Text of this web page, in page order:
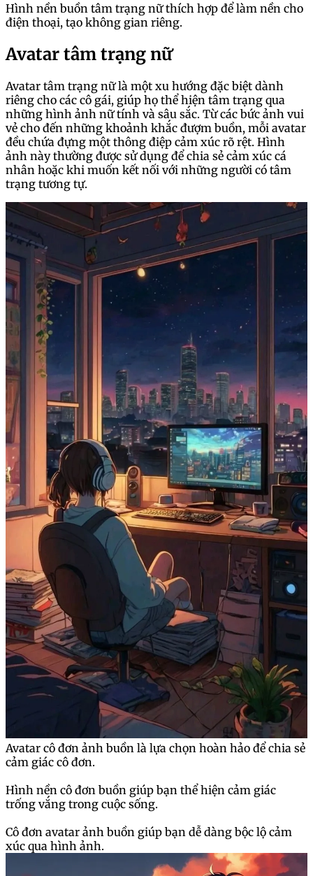
Hình nền buồn tâm trạng nữ thích hợp để làm nền cho
điện thoại, tạo không gian riêng.
Avatar tâm trạng nữ
Avatar tâm trạng nữ là một xu hướng đặc biệt dành
riêng cho các cô gái, giúp họ thể hiện tâm trạng qua
những hình ảnh nữ tính và sâu sắc. Từ các bức ảnh vui
vẻ cho đến những khoảnh khắc đượm buồn, mỗi avatar
đều chứa đựng một thông điệp cảm xúc rõ rệt. Hình
ảnh này thường được sử dụng để chia sẻ cảm xúc cá
nhân hoặc khi muốn kết nối với những người có tâm
trạng tương tự.
Avatar cô đơn ảnh buồn là lựa chọn hoàn hảo để chia sẻ
cảm giác cô đơn.
Hình nền cô đơn buồn giúp bạn thể hiện cảm giác
trống vắng trong cuộc sống.
Cô đơn avatar ảnh buồn giúp bạn dễ dàng bộc lộ cảm
xúc qua hình ảnh.